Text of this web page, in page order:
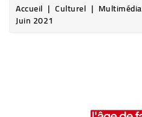
ÉPICERIE
Accueil Culturel Multimédia
Juin 2021